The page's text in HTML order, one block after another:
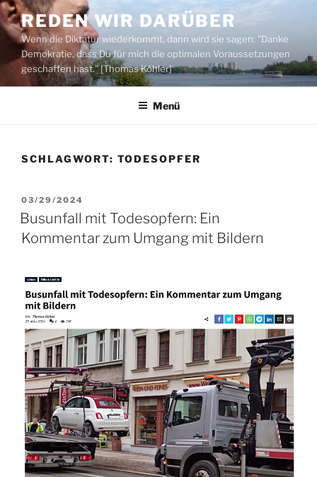
Zum
Inhalt
springen
REDEN WIR DARÜBER
Wenn die Diktatur wiederkommt, dann wird sie sagen: "Danke
Demokratie, dass Du für mich die optimalen Voraussetzungen
geschaffen hast." [Thomas Köhler]
Menü
SCHLAGWORT: TODESOPFER
VERÖFFENTLICHT
AM
03/29/2024
Busunfall mit Todesopfern: Ein
Kommentar zum Umgang mit Bildern